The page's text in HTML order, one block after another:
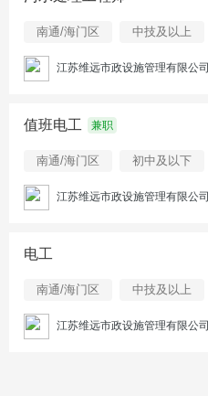
南通/海门区 中技及以上
江苏维远市政设施管理有限公司
值班电工 兼职
南通/海门区 初中及以下
江苏维远市政设施管理有限公司
电工
南通/海门区 中技及以上
江苏维远市政设施管理有限公司